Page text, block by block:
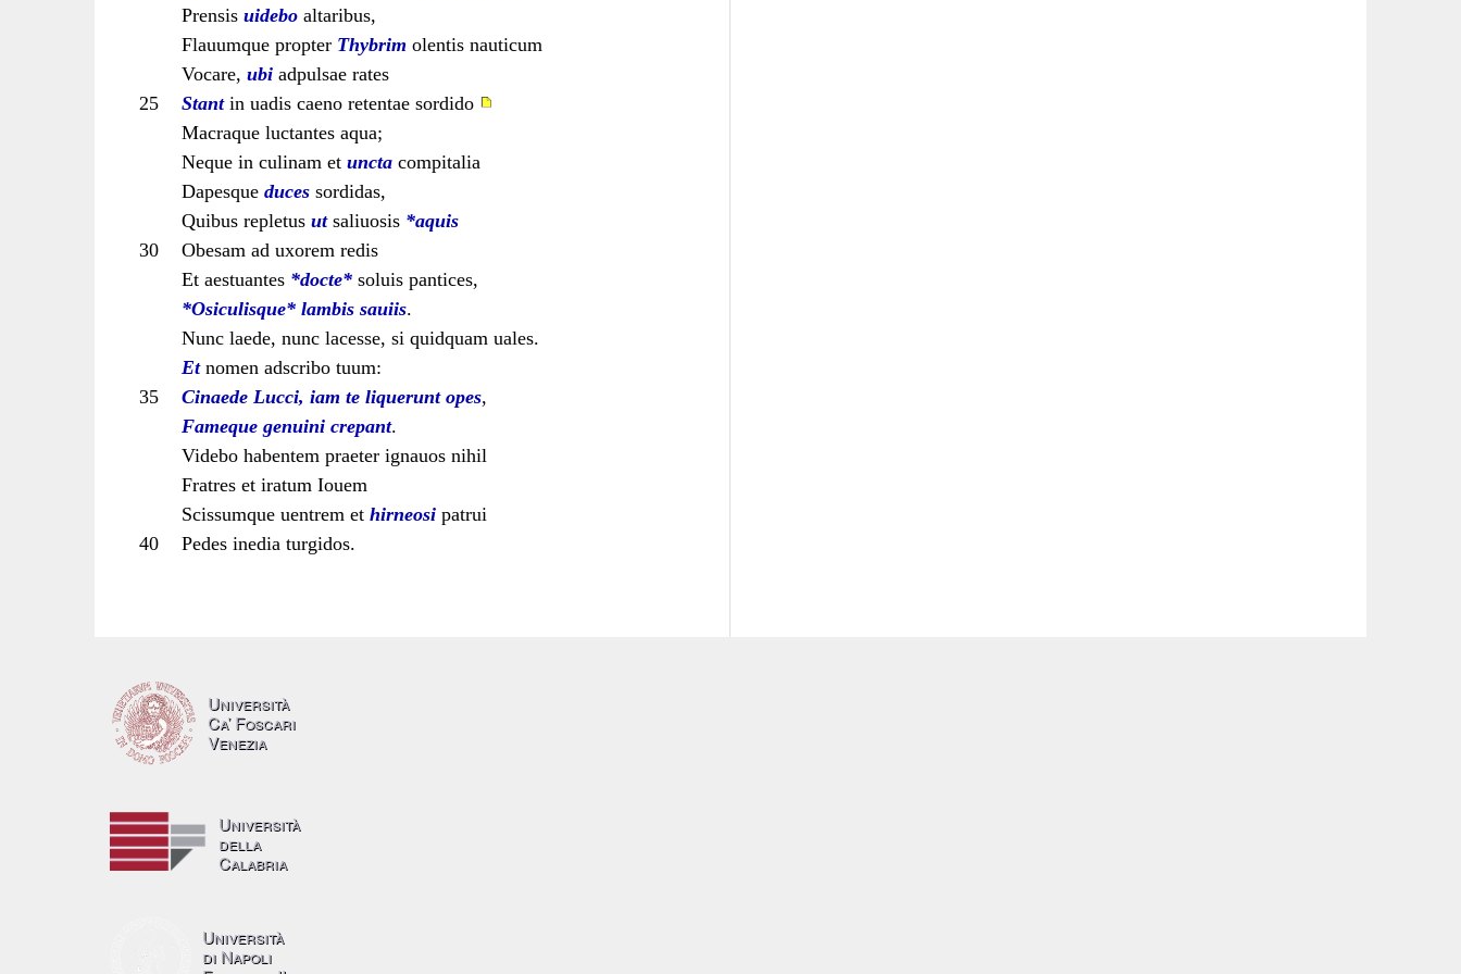
Prensis uidebo altaribus,
Flauumque propter Thybrim olentis nauticum
Vocare, ubi adpulsae rates
25
Stantin uadis caeno retentae sordido
Macraque luctantes aqua;
Neque in culinam et uncta compitalia
Dapesque duces sordidas,
Quibus repletus utsaliuosis *aquis
30
Obesam ad uxorem redis
Et aestuantes *docte* soluis pantices,
*Osiculisque* lambis sauiis.
Nunc laede, nunc lacesse, si quidquam uales.
Etnomen adscribo tuum:
35
Cinaede Lucci, iam te liquerunt opes,
Fameque genuini crepant.
Videbo habentem praeter ignauos nihil
Fratres et iratum Iouem
Scissumque uentrem et hirneosi patrui
40
Pedes inedia turgidos.
Università
Ca’ Foscari
Venezia
Università
della
Calabria
Università
di Napoli